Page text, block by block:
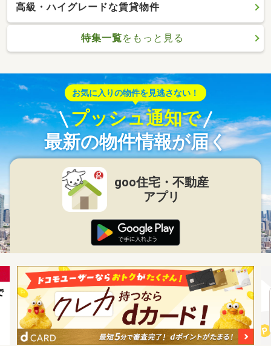
高級・ハイグレードな賃貸物件
特集一覧をもっと見る
お気に入りの物件を見逃さない！
プッシュ通知で
最新の物件情報が届く
goo住宅・不動産
アプリ